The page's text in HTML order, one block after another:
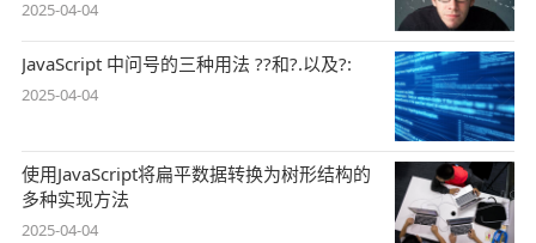
2025-04-04
JavaScript 中问号的三种用法 ??和?.以及?:
2025-04-04
使用JavaScript将扁平数据转换为树形结构的
多种实现方法
2025-04-04